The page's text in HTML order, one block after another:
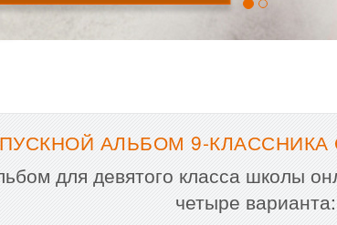
АЛЬБОМ 9-
для девятого класса школы
четыре варианта: